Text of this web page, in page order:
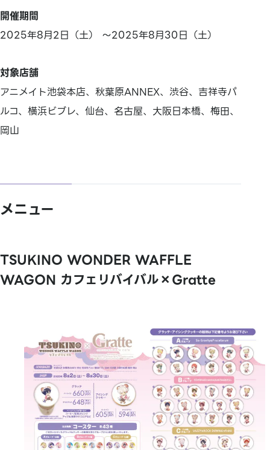
開催期間
2025年8月2日（土） ～2025年8月30日（土）
対象店舗
アニメイト池袋本店、秋葉原ANNEX、渋谷、吉祥寺パ
ルコ、横浜ビブレ、仙台、名古屋、大阪日本橋、梅田、
岡山
メニュー
TSUKINO WONDER WAFFLE
WAGON カフェリバイバル×Gratte